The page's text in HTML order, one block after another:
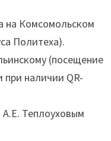
на Комсомольском
Политеха).
(посещение
при наличии QR-
Теплоуховым